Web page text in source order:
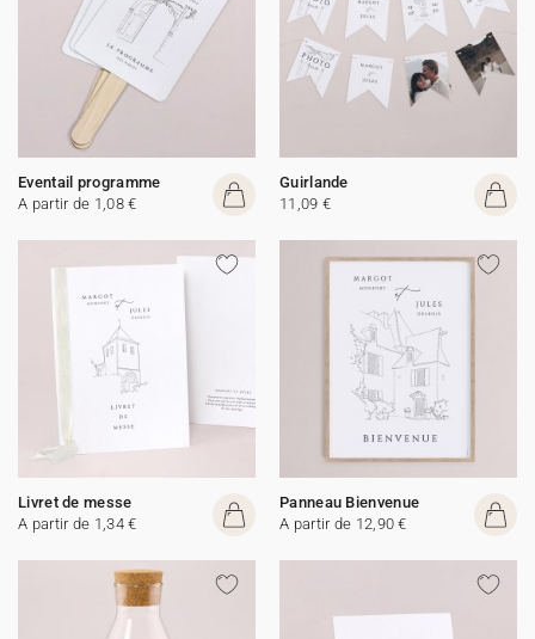
Eventail programme
A partir de 1,08 €
Guirlande
11,09 €
Livret de messe
A partir de 1,34 €
Panneau Bienvenue
A partir de 12,90 €